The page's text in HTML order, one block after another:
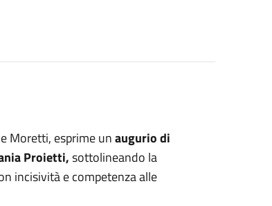
Moretti, esprime unaugurio di
Proietti,sottolineando la
incisività e competenza alle